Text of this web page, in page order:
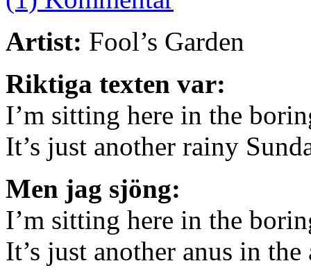
Artist: Fool’s Garden
Riktiga texten var:
I’m sitting here in the
It’s just another rainy
Men jag sjöng:
I’m sitting here in the
It’s just another anus in